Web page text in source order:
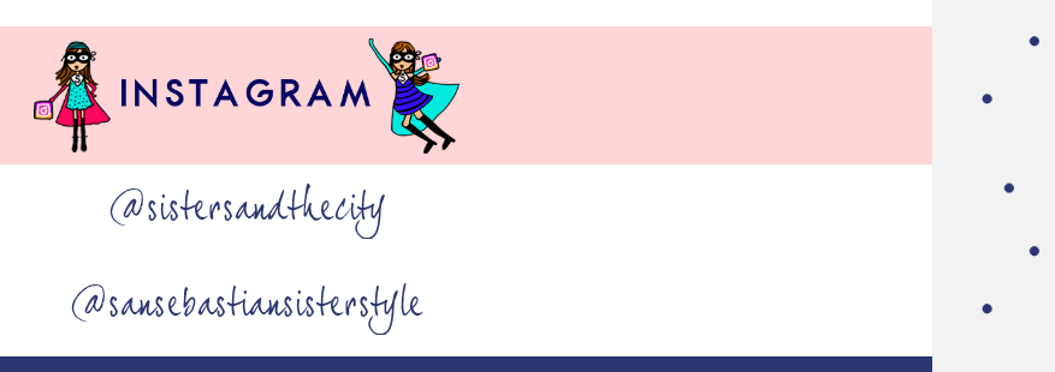
@sistersandthecity
@sansebastiansisterstyle